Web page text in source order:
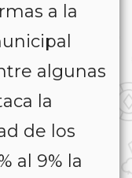
a la
algunas
la
de los
al 9% la